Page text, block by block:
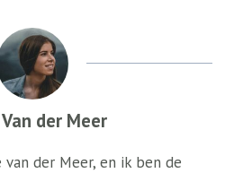
der Meer
van der Meer, en ik ben de